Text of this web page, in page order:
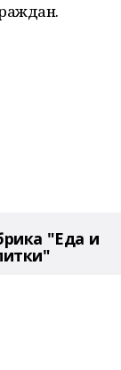
"Еда и